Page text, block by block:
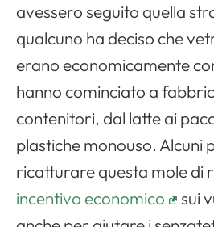
avessero seguito quella
qualcuno ha deciso che
erano economicamente
hanno cominciato a
contenitori, dal latte ai
plastiche monouso. Alcuni
ricatturare questa mole di
incentivo economico
sui